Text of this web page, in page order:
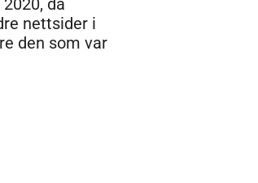
da
nettsider i
den som var